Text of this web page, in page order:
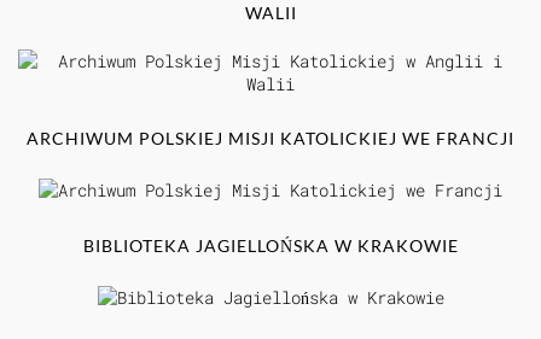
WALII
ARCHIWUM POLSKIEJ MISJI KATOLICKIEJ WE FRANCJI
BIBLIOTEKA JAGIELLOŃSKA W KRAKOWIE